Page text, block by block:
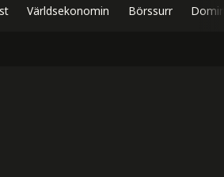
Världsekonomin Börssurr